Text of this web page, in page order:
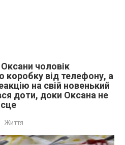
чоловік
коробку від телефону, а
на свій новенький
доти, доки Оксана не
Життя